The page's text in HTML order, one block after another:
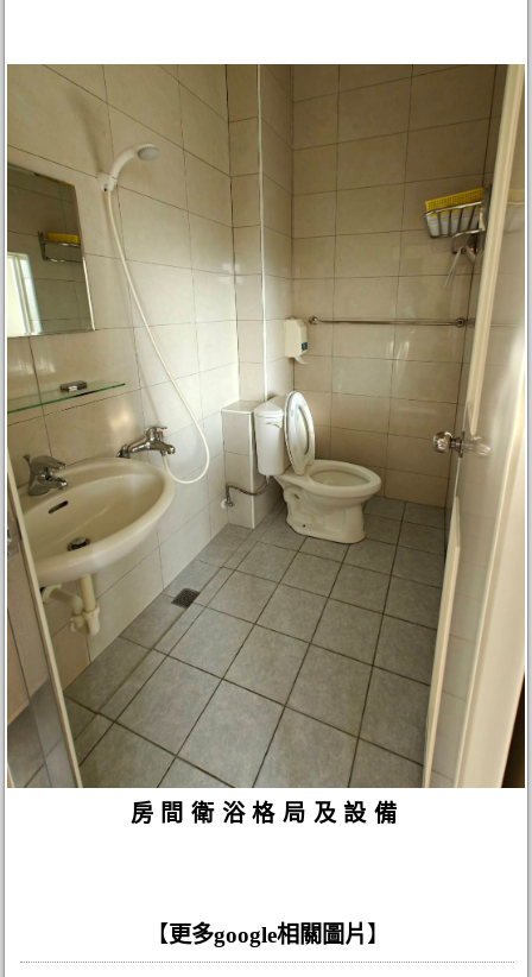
房間衛浴格局及設備
【更多google相關圖片 】